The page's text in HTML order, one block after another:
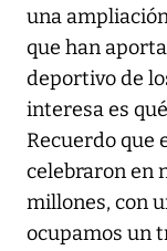
una
que han
deportivo de
interesa es
Recuerdo que
celebraron en
millones, con
ocupamos un